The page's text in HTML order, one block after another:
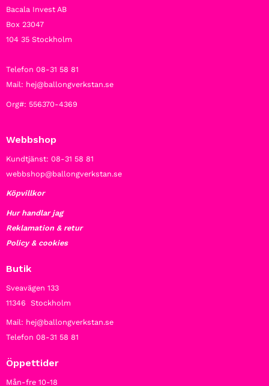
Bacala Invest AB
Box 23047
104 35 Stockholm
Telefon 08-31 58 81
Mail: hej@ballongverkstan.se
Org#: 556370-4369
Webbshop
Kundtjänst: 08-31 58 81
webbshop@ballongverkstan.se
Köpvillkor
Hur handlar jag
Reklamation & retur
Policy & cookies
Butik
Sveavägen 133
11346 Stockholm
Mail: hej@ballongverkstan.se
Telefon 08-31 58 81
Öppettider
Mån-fre 10-18